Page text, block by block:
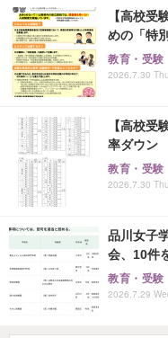
【高校受
めの「特
教育・受験
2026.7.30
【高校受
率ダウン
教育・受験
2026.7.30
品川女子
会、10件
教育・受験
2026.7.29